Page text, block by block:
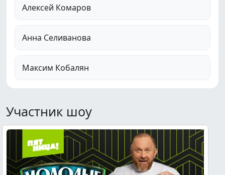
Алексей Комаров
Анна Селиванова
Максим Кобалян
Участник шоу